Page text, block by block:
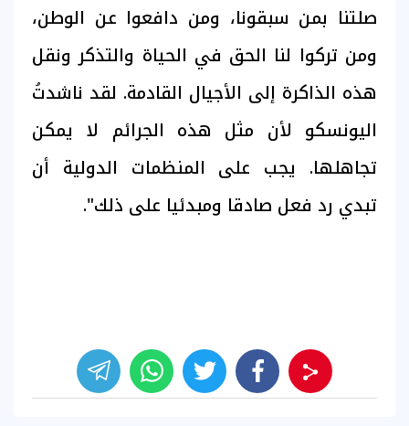
صلتنا بمن سبقونا، ومن دافعوا عن الوطن،
ومن تركوا لنا الحق في الحياة والتذكر ونقل
هذه الذاكرة إلى الأجيال القادمة. لقد ناشدتُ
اليونسكو لأن مثل هذه الجرائم لا يمكن
تجاهلها. يجب على المنظمات الدولية أن
تبدي رد فعل صادقا ومبدئيا على ذلك".